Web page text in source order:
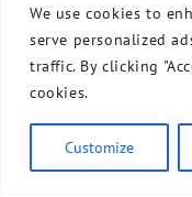
We use cookies to
serve personalized
traffic. By clicking
cookies.
Customize